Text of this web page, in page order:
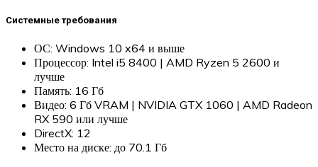
Системные требования
ОС: Windows 10 x64 и выше
Процессор: Intel i5 8400 | AMD Ryzen 5 2600 и
лучше
Память: 16 Гб
Видео: 6 Гб VRAM | NVIDIA GTX 1060 | AMD Radeon
RX 590 или лучше
DirectX: 12
Место на диске: до 70.1 Гб